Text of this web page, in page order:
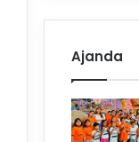
Ajanda